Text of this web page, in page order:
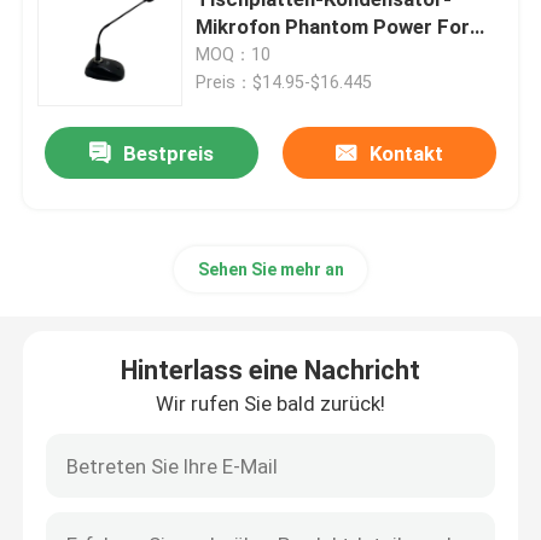
Beschallungsanlage-Sprecher
IP-Netz-Beschallungsanlage
Linie Reihen-Spalten-Sprecher
Mikrofon Phantom Power For
Speech
MOQ：10
Preis：$14.95-$16.445
Bestpreis Kontakt
Sehen Sie mehr an
Hinterlass eine Nachricht
Wir rufen Sie bald zurück!